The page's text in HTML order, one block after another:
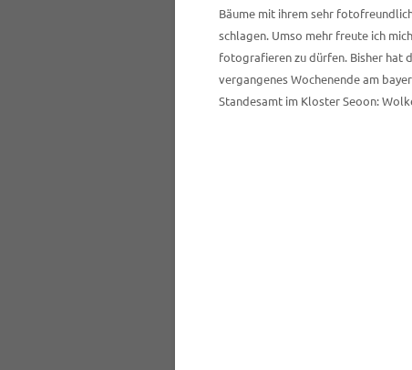
Bäume mit ihrem sehr
schlagen. Umso mehr freute ich
fotografieren zu dürfen. Bisher hat
vergangenes Wochenende am
Standesamt im Kloster Seoon: